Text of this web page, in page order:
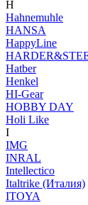
H
Hahnemuhle
HANSA
HappyLine
Hatber
Henkel
HI-Gear
HOBBY DAY
Holi Like
I
IMG
INRAL
Intellectico
Italtrike (Италия)
ITOYA